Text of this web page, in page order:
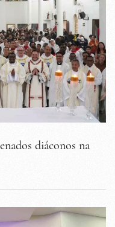
diáconos na